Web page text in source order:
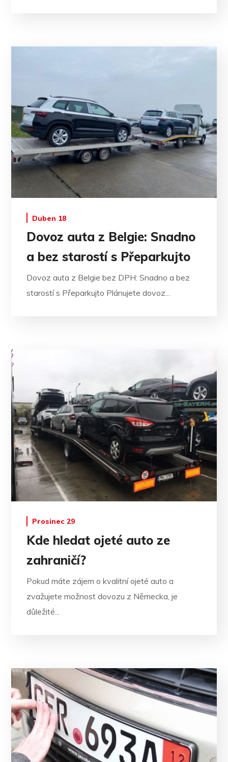
Duben 18
Dovoz auta z Belgie: Snadno
a bez starostí s Přeparkujto
Dovoz auta z Belgie bez DPH: Snadno a bez
starostí s Přeparkujto Plánujete dovoz...
Prosinec 29
Kde hledat ojeté auto ze
zahraničí?
Pokud máte zájem o kvalitní ojeté auto a
zvažujete možnost dovozu z Německa, je
důležité...